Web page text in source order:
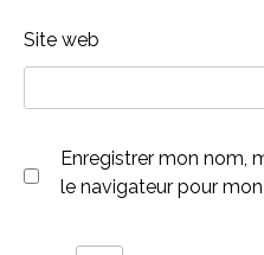
Site web
Enregistrer mon nom,
le navigateur pour